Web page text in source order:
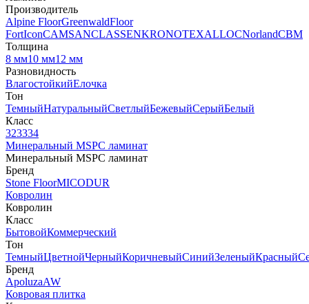
Производитель
Alpine FloorGreenwaldFloor
FortIconCAMSANCLASSENKRONOTEXALLOCNorlandCBM
Толщина
8 мм10 мм12 мм
Разновидность
ВлагостойкийЕлочка
Тон
ТемныйНатуральныйСветлыйБежевыйСерыйБелый
Класс
323334
Минеральный MSPC ламинат
Минеральный MSPC ламинат
Бренд
Stone FloorMICODUR
Ковролин
Ковролин
Класс
БытовойКоммерческий
Тон
ТемныйЦветнойЧерныйКоричневыйСинийЗеленыйКрасный
Бренд
ApoluzaAW
Ковровая плитка